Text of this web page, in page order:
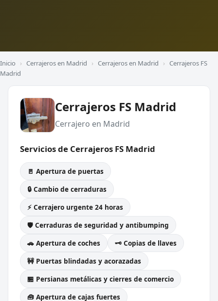
Inicio › Cerrajeros en Madrid › Cerrajeros en Madrid › Cerrajeros FS
Madrid
Cerrajeros FS Madrid
Cerrajero en Madrid
Servicios de Cerrajeros FS Madrid
🚪 Apertura de puertas
🔒 Cambio de cerraduras
⚡ Cerrajero urgente 24 horas
🛡️ Cerraduras de seguridad y antibumping
🚗 Apertura de coches
🗝️ Copias de llaves
🚧 Puertas blindadas y acorazadas
🏪 Persianas metálicas y cierres de comercio
🧰 Apertura de cajas fuertes